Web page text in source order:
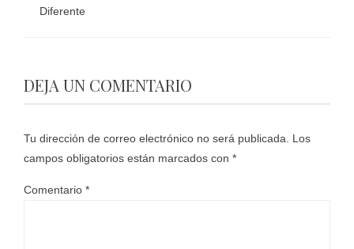
Diferente
DEJA UN COMENTARIO
Tu dirección de correo electrónico no será publicada.
Los
campos obligatorios están marcados con *
Comentario *